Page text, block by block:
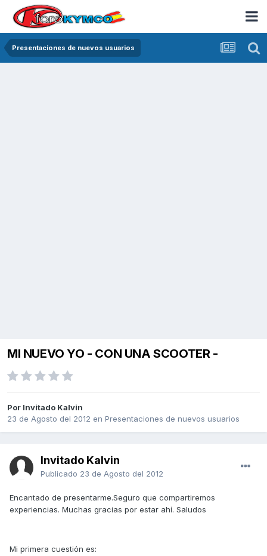
Presentaciones de nuevos usuarios
MI NUEVO YO - CON UNA SCOOTER -
Por Invitado Kalvin
23 de Agosto del 2012 en Presentaciones de nuevos usuarios
Invitado Kalvin
Publicado 23 de Agosto del 2012
Encantado de presentarme.Seguro que compartiremos
experiencias. Muchas gracias por estar ahí. Saludos
Mi primera cuestión es: